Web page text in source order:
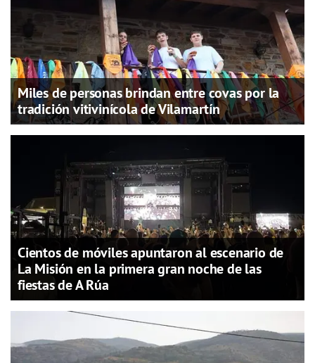
Miles de personas brindan entre covas por la
tradición vitivinícola de Vilamartín
Cientos de móviles apuntaron al escenario de
La Misión en la primera gran noche de las
fiestas de A Rúa